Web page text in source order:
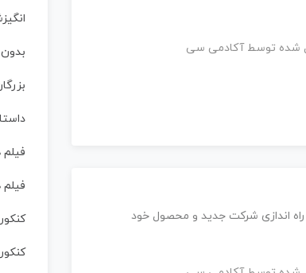
شده توسطآکادمی سی
راه اندازی شرکت جدید و محصول خود